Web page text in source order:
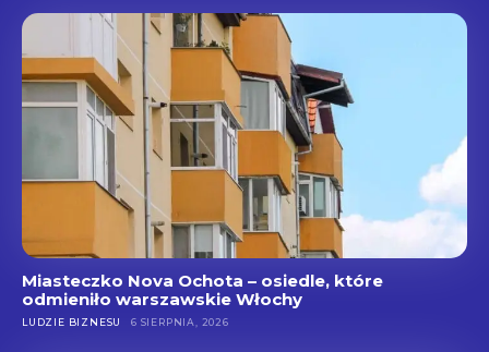
Miasteczko Nova Ochota – osiedle, które
odmieniło warszawskie Włochy
LUDZIE BIZNESU 6 SIERPNIA, 2026